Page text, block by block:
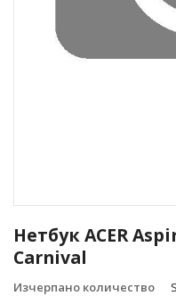
Нетбук ACER
Carnival
Изчерпано количество
към
началото
на
галерия